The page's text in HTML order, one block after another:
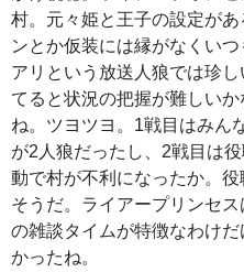
村。元々姫と王子の設定が
ンとか仮装には縁がなくい
アリという放送人狼では珍
てると状況の把握が難しい
ね。ツヨツヨ。1戦目はみん
が2人狼だったし、2戦目は
動で村が不利になったか。
そうだ。ライアープリンセ
の雑談タイムが特徴なわけ
かったね。